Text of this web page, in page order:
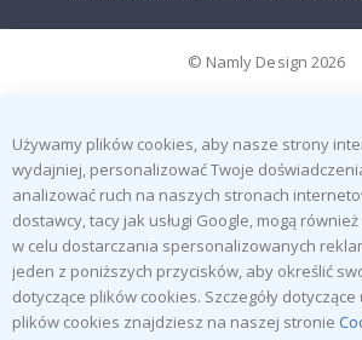
© Namly Design 2026
Używamy plików cookies, aby nasze strony
wydajniej, personalizować Twoje
analizować ruch na naszych stronach
dostawcy, tacy jak usługi Google, mogą
w celu dostarczania spersonalizowanych
jeden z poniższych przycisków, aby określić
dotyczące plików cookies. Szczegóły
plików cookies znajdziesz na naszej stronie